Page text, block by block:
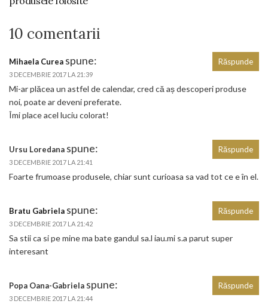
10 comentarii
Mihaela Curea spune:
3 DECEMBRIE 2017 LA 21:39
Mi-ar plăcea un astfel de calendar, cred că aș descoperi produse
noi, poate ar deveni preferate.
Îmi place acel luciu colorat!
Răspunde
Ursu Loredana spune:
3 DECEMBRIE 2017 LA 21:41
Foarte frumoase produsele, chiar sunt curioasa sa vad tot ce e în el.
Răspunde
Bratu Gabriela spune:
3 DECEMBRIE 2017 LA 21:42
Sa stii ca si pe mine ma bate gandul sa.l iau.mi s.a parut super
interesant
Răspunde
Popa Oana-Gabriela spune:
3 DECEMBRIE 2017 LA 21:44
Răspunde